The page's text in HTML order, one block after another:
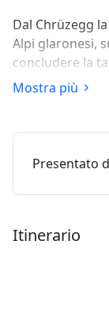
Dal Chrüzegg
Alpi glaronesi,
concludere la
affrontare la
più alta del
Mostra più
Presentato
Itinerario